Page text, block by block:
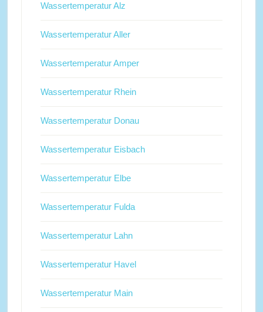
Wassertemperatur Alz
Wassertemperatur Aller
Wassertemperatur Amper
Wassertemperatur Rhein
Wassertemperatur Donau
Wassertemperatur Eisbach
Wassertemperatur Elbe
Wassertemperatur Fulda
Wassertemperatur Lahn
Wassertemperatur Havel
Wassertemperatur Main